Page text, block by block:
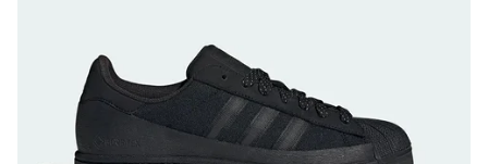
防水鞋推薦 10. PUMA Voyage NITRO™ 4
GORE-TEX：氮氣中底注入，回彈與防滑兼具的
全天候越野跑鞋